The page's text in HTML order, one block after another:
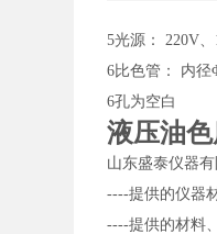
5光源：
220V
6比色管： 内径
6孔为空白
液压油
山东盛泰仪器
----提供的仪器
----提供的材料